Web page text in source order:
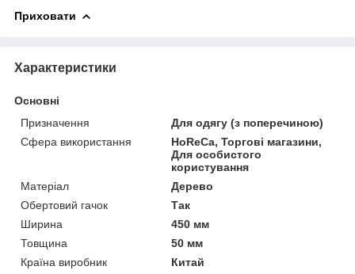
Приховати
Характеристики
Основні
Призначення
Для одягу (з поперечиною)
Сфера використання
HoReCa, Торгові магазини,
Для особистого
користування
Матеріал
Дерево
Обертовий гачок
Так
Ширина
450 мм
Товщина
50 мм
Країна виробник
Китай